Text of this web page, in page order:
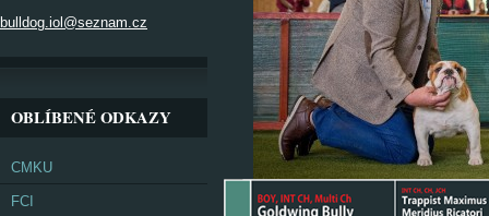
bulldog.iol@seznam.cz
OBLÍBENÉ ODKAZY
CMKU
FCI